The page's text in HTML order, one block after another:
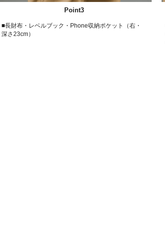
Point3
■長財布・レベルブック・Phone収納ポケット（右・
深さ23cm）